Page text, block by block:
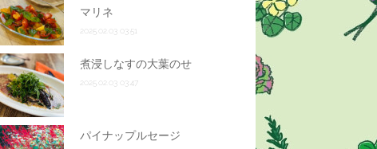
マリネ
2025.02.03 03:51
煮浸しなすの大葉のせ
2025.02.03 03:47
パイナップルセージ